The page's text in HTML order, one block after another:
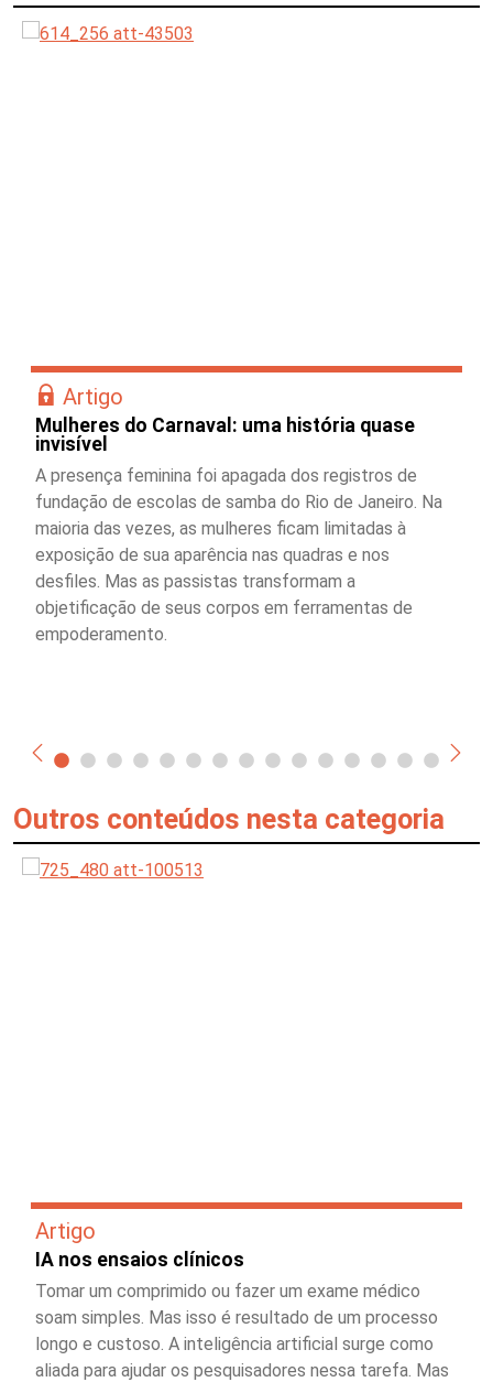
Artigo
Mulheres do Carnaval: uma história quase
invisível
A presença feminina foi apagada dos registros de
fundação de escolas de samba do Rio de Janeiro. Na
maioria das vezes, as mulheres ficam limitadas à
exposição de sua aparência nas quadras e nos
desfiles. Mas as passistas transformam a
objetificação de seus corpos em ferramentas de
empoderamento.
Outros conteúdos nesta categoria
Artigo
IA nos ensaios clínicos
Tomar um comprimido ou fazer um exame médico
soam simples. Mas isso é resultado de um processo
longo e custoso. A inteligência artificial surge como
aliada para ajudar os pesquisadores nessa tarefa. Mas